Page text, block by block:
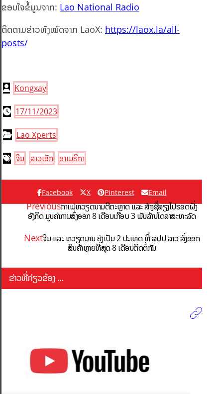
ຂອບໃຈຂໍ້ມູນຈາກ: Lao National Radio
ຕິດຕາມຂ່າວທັງໝົດຈາກ LaoX: https://laox.la/all-
posts/
Kongxay
17/11/2023
Lao Xperts
ຈີນ ລາວເອັກ ອາເມຣິກາ
Facebook X Pinterest Email
Previousກາເຟຫວຽດນາມຕີຕະຫຼາດ ແລະ ສ້າງຊື່ສຽງໄປຮອດຝັ່ງ
ອັງກິດ ມູນຄ່າການສົ່ງອອກ 8 ເດືອນເກືອບ 3 ພັນລ້ານໂດລາສະຫະລັດ
Nextຈີນ ແລະ ຫວຽດນາມ ຍັງເປັນ 2 ປະເທດ ທີ່ ສປປ ລາວ ສົ່ງອອກ
ສິນຄ້າຫຼາຍທີ່ສຸດ 8 ເດືອນຕິດຕໍ່ກັນ
ຂ່າວທີ່ກ່ຽວຂ້ອງ ...